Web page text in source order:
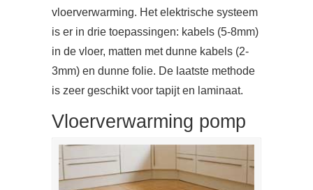
vloerverwarming. Het elektrische systeem
is er in drie toepassingen: kabels (5-8mm)
in de vloer, matten met dunne kabels (2-
3mm) en dunne folie. De laatste methode
is zeer geschikt voor tapijt en laminaat.
Vloerverwarming pomp